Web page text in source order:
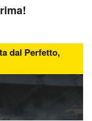
dal Perfetto,